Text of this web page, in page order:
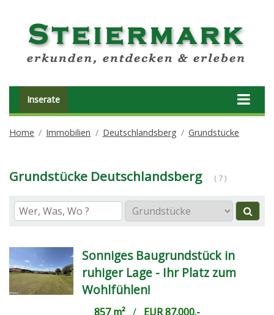
Inserate
Home Immobilien Deutschlandsberg Grundstücke
Grundstücke Deutschlandsberg ( 7 )
Sonniges Baugrundstück in
ruhiger Lage - Ihr Platz zum
Wohlfühlen!
857 m²/ EUR 87.000.-